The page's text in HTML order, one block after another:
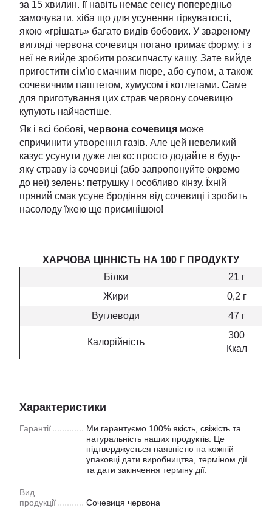
за 15 хвилин. Її навіть немає сенсу попередньо
замочувати, хіба що для усунення гіркуватості,
якою «грішать» багато видів бобових. У звареному
вигляді червона сочевиця погано тримає форму, і з
неї не вийде зробити розсипчасту кашу. Зате вийде
пригостити сім'ю смачним пюре, або супом, а також
сочевичним паштетом, хумусом і котлетами. Саме
для приготування цих страв червону сочевицю
купують найчастіше.
Як і всі бобові, червона сочевиця може
спричинити утворення газів. Але цей невеликий
казус усунути дуже легко: просто додайте в будь-
яку страву із сочевиці (або запропонуйте окремо
до неї) зелень: петрушку і особливо кінзу. Їхній
пряний смак усуне бродіння від сочевиці і зробить
насолоду їжею ще приємнішою!
ХАРЧОВА ЦІННІСТЬ НА 100 Г ПРОДУКТУ
Білки
21 г
Жири
0,2 г
Вуглеводи
47 г
Калорійність
300
Ккал
Характеристики
Гарантії
Ми гарантуємо 100% якість, свіжість та
натуральність наших продуктів. Це
підтверджується наявністю на кожній
упаковці дати виробництва, терміном дії
та дати закінчення терміну дії.
Вид
продукції
Сочевиця червона